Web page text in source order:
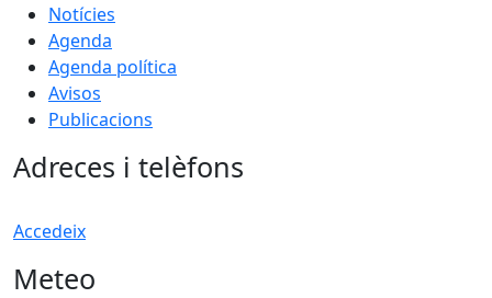
Notícies
Agenda
Agenda política
Avisos
Publicacions
Adreces i telèfons
Accedeix
Meteo